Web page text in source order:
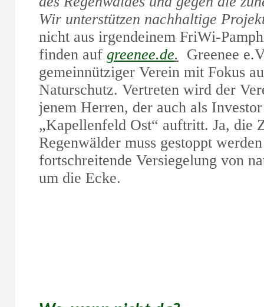
Wir unterstützen nachhaltige
nicht aus irgendeinem FriWi-
finden auf greenee.de.
Greenee
gemeinnütziger Verein mit Fokus
Naturschutz. Vertreten wird der
jenem Herren, der auch als
„Kapellenfeld Ost“ auftritt. Ja, die
Regenwälder muss gestoppt
fortschreitende Versiegelung von
um die Ecke.